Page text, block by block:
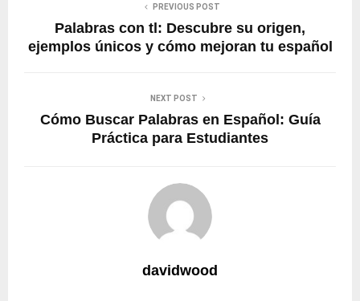
PREVIOUS POST
Palabras con tl: Descubre su origen,
ejemplos únicos y cómo mejoran tu español
NEXT POST
Cómo Buscar Palabras en Español: Guía
Práctica para Estudiantes
davidwood